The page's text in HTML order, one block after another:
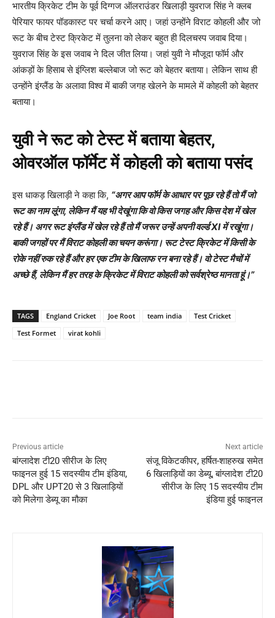
भारतीय क्रिकेट टीम के पूर्व दिग्गज ऑलराउंडर खिलाड़ी युवराज सिंह ने क्लब
पेरियार फायर पॉडकास्ट पर चर्चा करने आए। जहां उन्होंने विराट कोहली और जो
रूट के बीच टेस्ट क्रिकेट में तुलना को लेकर बहुत ही दिलचस्प जवाब दिया।
युवराज सिंह के इस जवाब ने दिल जीत लिया। जहां युवी ने मौजूदा फॉर्म और
आंकड़ों के हिसाब से इंग्लिश बल्लेबाज जो रूट को बेहतर बताया। लेकिन साथ ही
उन्होंने इंग्लैंड के अलावा विश्व में बाकी जगह खेलने के मामले में कोहली को बेहतर
बताया।
युवी ने रूट को टेस्ट में बताया बेहतर,
ओवरऑल फॉर्मेट में कोहली को बताया पसंद
इस धाकड़ खिलाड़ी ने कहा कि, “अगर आप फॉर्म के आधार पर पूछ रहे हैं तो मैं जो
रूट का नाम लूंगा, लेकिन मैं यह भी देखूंगा कि वो किस जगह और किस देश में खेल
रहे हैं। अगर रूट इंग्लैंड में खेल रहे हैं तो मैं जरूर उन्हें अपनी वर्ल्डXIमें रखूंगा।
बाकी जगहों पर मैं विराट कोहली का चयन करूंगा। रूट टेस्ट क्रिकेट में किसी के
रोके नहीं रुक रहे हैं और हर एक टीम के खिलाफ रन बना रहे हैं। वो टेस्ट मैचों में
अच्छे हैं, लेकिन मैं हर तरह के क्रिकेट में विराट कोहली को सर्वश्रेष्ठ मानता हूं।”
TAGS England Cricket Joe Root team india
Test Cricket
Test Formet
virat kohli
Previous article
बांग्लादेश टी20 सीरीज के लिए
फाइनल हुई 15 सदस्यीय टीम इंडिया,
DPL और UPT20 से 3 खिलाड़ियों
को मिलेगा डेब्यू का मौका
Next article
संजू विकेटकीपर, हर्षित-शाहरुख समेत
6 खिलाड़ियों का डेब्यू, बांग्लादेश टी20
सीरीज के लिए 15 सदस्यीय टीम
इंडिया हुई फाइनल